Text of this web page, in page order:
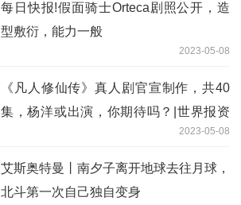
每日快报!假面骑士Orteca剧照公开，造
型敷衍，能力一般
2023-05-08
《凡人修仙传》真人剧官宣制作，共40
集，杨洋或出演，你期待吗？|世界报资
2023-05-08
艾斯奥特曼丨南夕子离开地球去往月球，
北斗第一次自己独自变身